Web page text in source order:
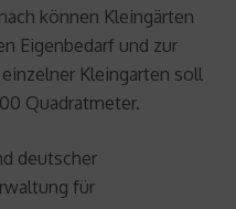
können Kleingärten
Eigenbedarf und zur
Kleingarten soll
Quadratmeter.
deutscher
für